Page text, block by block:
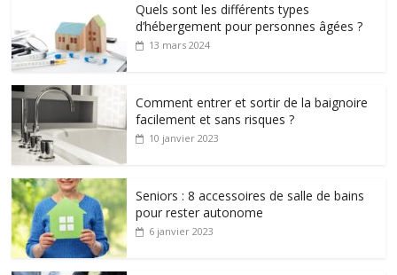
Quels sont les différents types
d’hébergement pour personnes âgées ?
13 mars 2024
Comment entrer et sortir de la baignoire
facilement et sans risques ?
10 janvier 2023
Seniors : 8 accessoires de salle de bains
pour rester autonome
6 janvier 2023